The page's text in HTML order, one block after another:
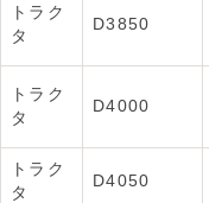
トラク
タ
D3850
トラク
タ
D4000
トラク
タ
D4050